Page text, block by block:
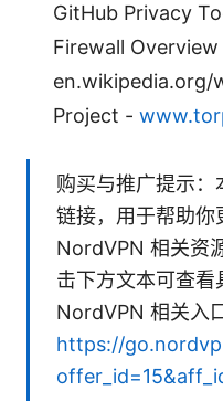
GitHub Privacy
Firewall Overview
en.wikipedia.org/
Project -
购买与推广提示
链接，用于帮助你
NordVPN 相关资
击下方文本可查看
NordVPN 相关入
https://